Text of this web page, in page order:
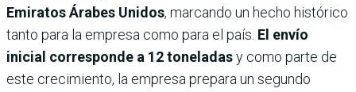
Emiratos Árabes Unidos, marcando un hecho histórico
tanto para la empresa como para el país. El envío
inicial corresponde a 12 toneladasy como parte de
este crecimiento, la empresa prepara un segundo